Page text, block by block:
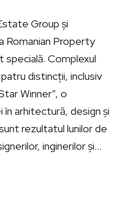
Group și
Romanian Property
Complexul
distincții, inclusiv
Winner”, o
arhitectură, design și
rezultatul lunilor de
inginerilor și...